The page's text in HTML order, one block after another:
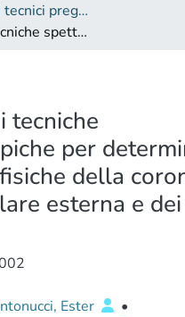
4.02 Rapporti tecnici pregressi
Sviluppo di tecniche spettroscopiche per determinare le condizioni fisiche della corona solare/stellare esterna e dei venti coronali
tecniche
per
della
esterna e
Ester
•